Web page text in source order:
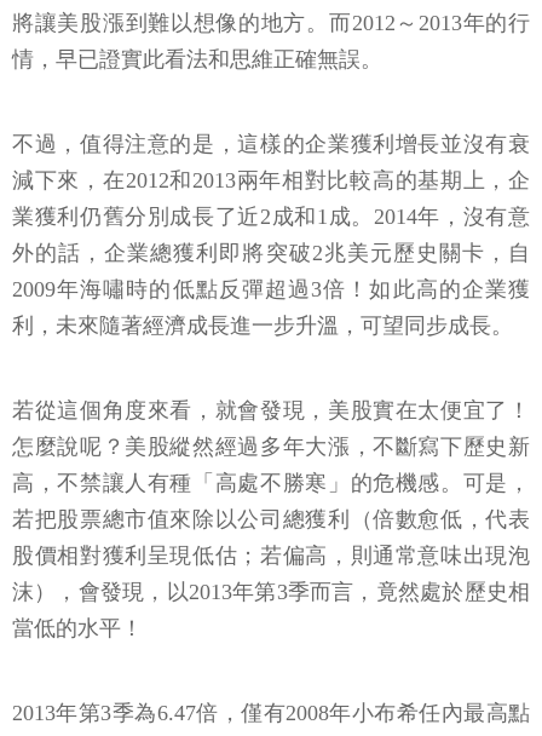
將讓美股漲到難以想像的地方。而2012～2013年的行
情，早已證實此看法和思維正確無誤。
不過，值得注意的是，這樣的企業獲利增長並沒有衰
減下來，在2012和2013兩年相對比較高的基期上，企
業獲利仍舊分別成長了近2成和1成。2014年，沒有意
外的話，企業總獲利即將突破2兆美元歷史關卡，自
2009年海嘯時的低點反彈超過3倍！如此高的企業獲
利，未來隨著經濟成長進一步升溫，可望同步成長。
若從這個角度來看，就會發現，美股實在太便宜了！
怎麼說呢？美股縱然經過多年大漲，不斷寫下歷史新
高，不禁讓人有種「高處不勝寒」的危機感。可是，
若把股票總市值來除以公司總獲利（倍數愈低，代表
股價相對獲利呈現低估；若偏高，則通常意味出現泡
沫），會發現，以2013年第3季而言，竟然處於歷史相
當低的水平！
2013年第3季為6.47倍，僅有2008年小布希任內最高點